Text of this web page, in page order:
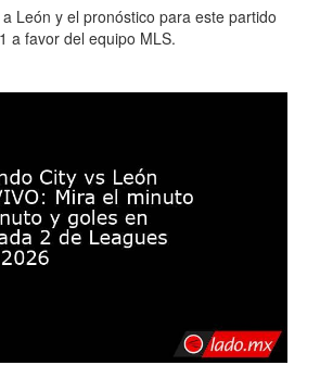
León y el pronóstico para este partido
a favor del equipo MLS.